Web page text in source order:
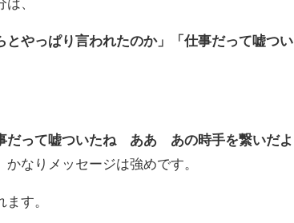
、
とやっぱり言われたのか」「仕事だって嘘つい
だって嘘ついたね ああ あの時手を繋いだよ
なりメッセージは強めです。
す。